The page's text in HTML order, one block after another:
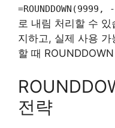
=ROUNDDOWN(9999,
로 내림 처리할 수
지하고, 실제 사용
할 때
전략